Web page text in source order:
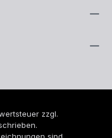
zzgl.